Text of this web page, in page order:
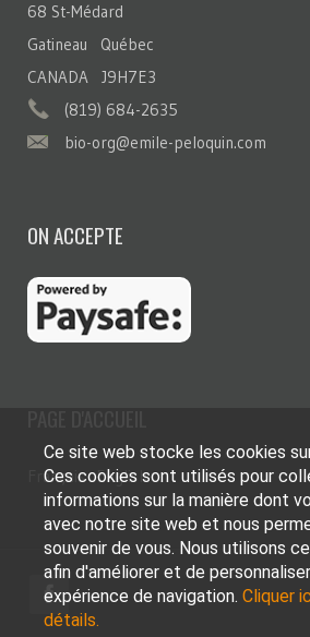
68 St-Médard
Gatineau Québec
CANADA J9H7E3
(819) 684-2635
bio-org@emile-peloquin.com
ON ACCEPTE
Français English
Ce site web stocke les cookies
Ces cookies sont utilisés pour
informations sur la manière dont
avec notre site web et nous
souvenir de vous. Nous utilisons
afin d'améliorer et de
expérience de navigation. Cliquer
détails.